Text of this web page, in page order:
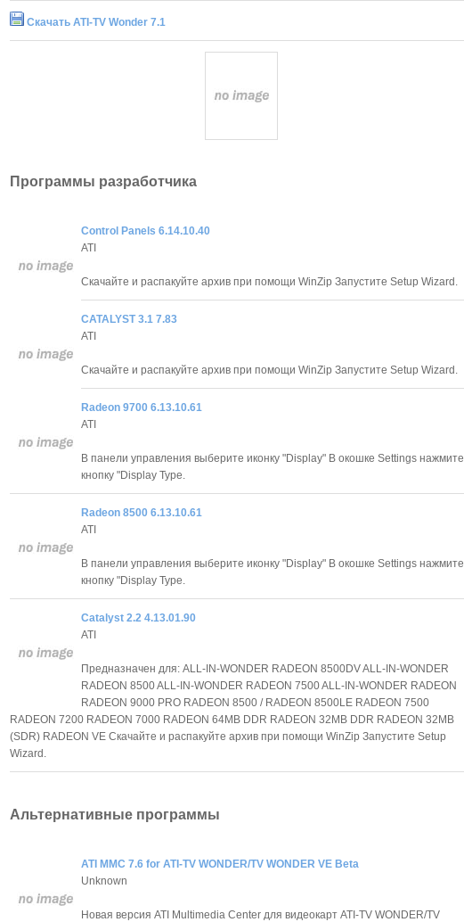
Скачать ATI-TV Wonder 7.1
Программы разработчика
Control Panels 6.14.10.40
ATI
Скачайте и распакуйте архив при помощи WinZip Запустите Setup Wizard.
CATALYST 3.1 7.83
ATI
Скачайте и распакуйте архив при помощи WinZip Запустите Setup Wizard.
Radeon 9700 6.13.10.61
ATI
В панели управления выберите иконку "Display" В окошке Settings нажмите
кнопку "Display Type.
Radeon 8500 6.13.10.61
ATI
В панели управления выберите иконку "Display" В окошке Settings нажмите
кнопку "Display Type.
Catalyst 2.2 4.13.01.90
ATI
Предназначен для: ALL-IN-WONDER RADEON 8500DV ALL-IN-WONDER
RADEON 8500 ALL-IN-WONDER RADEON 7500 ALL-IN-WONDER RADEON
RADEON 9000 PRO RADEON 8500 / RADEON 8500LE RADEON 7500
RADEON 7200 RADEON 7000 RADEON 64MB DDR RADEON 32MB DDR RADEON 32MB
(SDR) RADEON VE Скачайте и распакуйте архив при помощи WinZip Запустите Setup
Wizard.
Альтернативные программы
ATI MMC 7.6 for ATI-TV WONDER/TV WONDER VE Beta
Unknown
Новая версия ATI Multimedia Center для видеокарт ATI-TV WONDER/TV